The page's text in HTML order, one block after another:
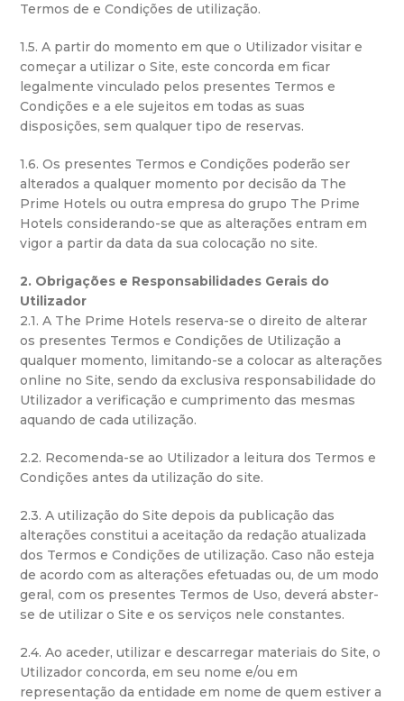
Termos de e Condições de utilização.
1.5. A partir do momento em que o Utilizador visitar e
começar a utilizar o Site, este concorda em ficar
legalmente vinculado pelos presentes Termos e
Condições e a ele sujeitos em todas as suas
disposições, sem qualquer tipo de reservas.
1.6. Os presentes Termos e Condições poderão ser
alterados a qualquer momento por decisão da The
Prime Hotels ou outra empresa do grupo The Prime
Hotels considerando-se que as alterações entram em
vigor a partir da data da sua colocação no site.
2. Obrigações e Responsabilidades Gerais do
Utilizador
2.1. A The Prime Hotels reserva-se o direito de alterar
os presentes Termos e Condições de Utilização a
qualquer momento, limitando-se a colocar as alterações
online no Site, sendo da exclusiva responsabilidade do
Utilizador a verificação e cumprimento das mesmas
aquando de cada utilização.
2.2. Recomenda-se ao Utilizador a leitura dos Termos e
Condições antes da utilização do site.
2.3. A utilização do Site depois da publicação das
alterações constitui a aceitação da redação atualizada
dos Termos e Condições de utilização. Caso não esteja
de acordo com as alterações efetuadas ou, de um modo
geral, com os presentes Termos de Uso, deverá abster-
se de utilizar o Site e os serviços nele constantes.
2.4. Ao aceder, utilizar e descarregar materiais do Site, o
Utilizador concorda, em seu nome e/ou em
representação da entidade em nome de quem estiver a